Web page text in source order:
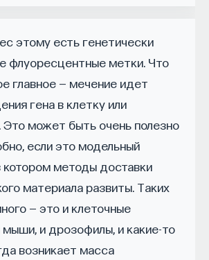
этому есть генетически
флуоресцентные метки. Что
главное — мечение идет
гена в клетку или
Это может быть очень полезно
если это модельный
котором методы доставки
материала развиты. Таких
— это и клеточные
мыши, и дрозофилы, и какие-то
возникает масса
НЕЙРОФИЗИОЛОГИЯ
ЖУРНАЛ
ПОСТНАУКУ